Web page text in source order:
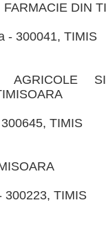
DIN
- 300041, TIMIS
AGRICOLE
TIMIS
300223, TIMIS